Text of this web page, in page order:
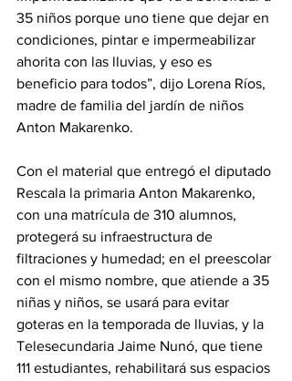
35 niños porque uno tiene que dejar en
condiciones, pintar e impermeabilizar
ahorita con las lluvias, y eso es
beneficio para todos”, dijo Lorena Ríos,
madre de familia del jardín de niños
Anton Makarenko.
Con el material que entregó el diputado
Rescala la primaria Anton Makarenko,
con una matrícula de 310 alumnos,
protegerá su infraestructura de
filtraciones y humedad; en el preescolar
con el mismo nombre, que atiende a 35
niñas y niños, se usará para evitar
goteras en la temporada de lluvias, y la
Telesecundaria Jaime Nunó, que tiene
111 estudiantes, rehabilitará sus espacios